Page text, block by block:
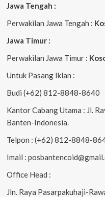
Jawa Tengah :
Perwakilan Jawa Tengah :
Jawa Timur :
Perwakilan Jawa Timur :
Untuk Pasang Iklan :
Budi (+62) 812-8848-8640
Kantor Cabang Utama : Jl.
Banten-Indonesia.
Telpon : (+62) 812-8848-
Imail :
Office Head :
Jln. Raya Pasarpakuhaji-